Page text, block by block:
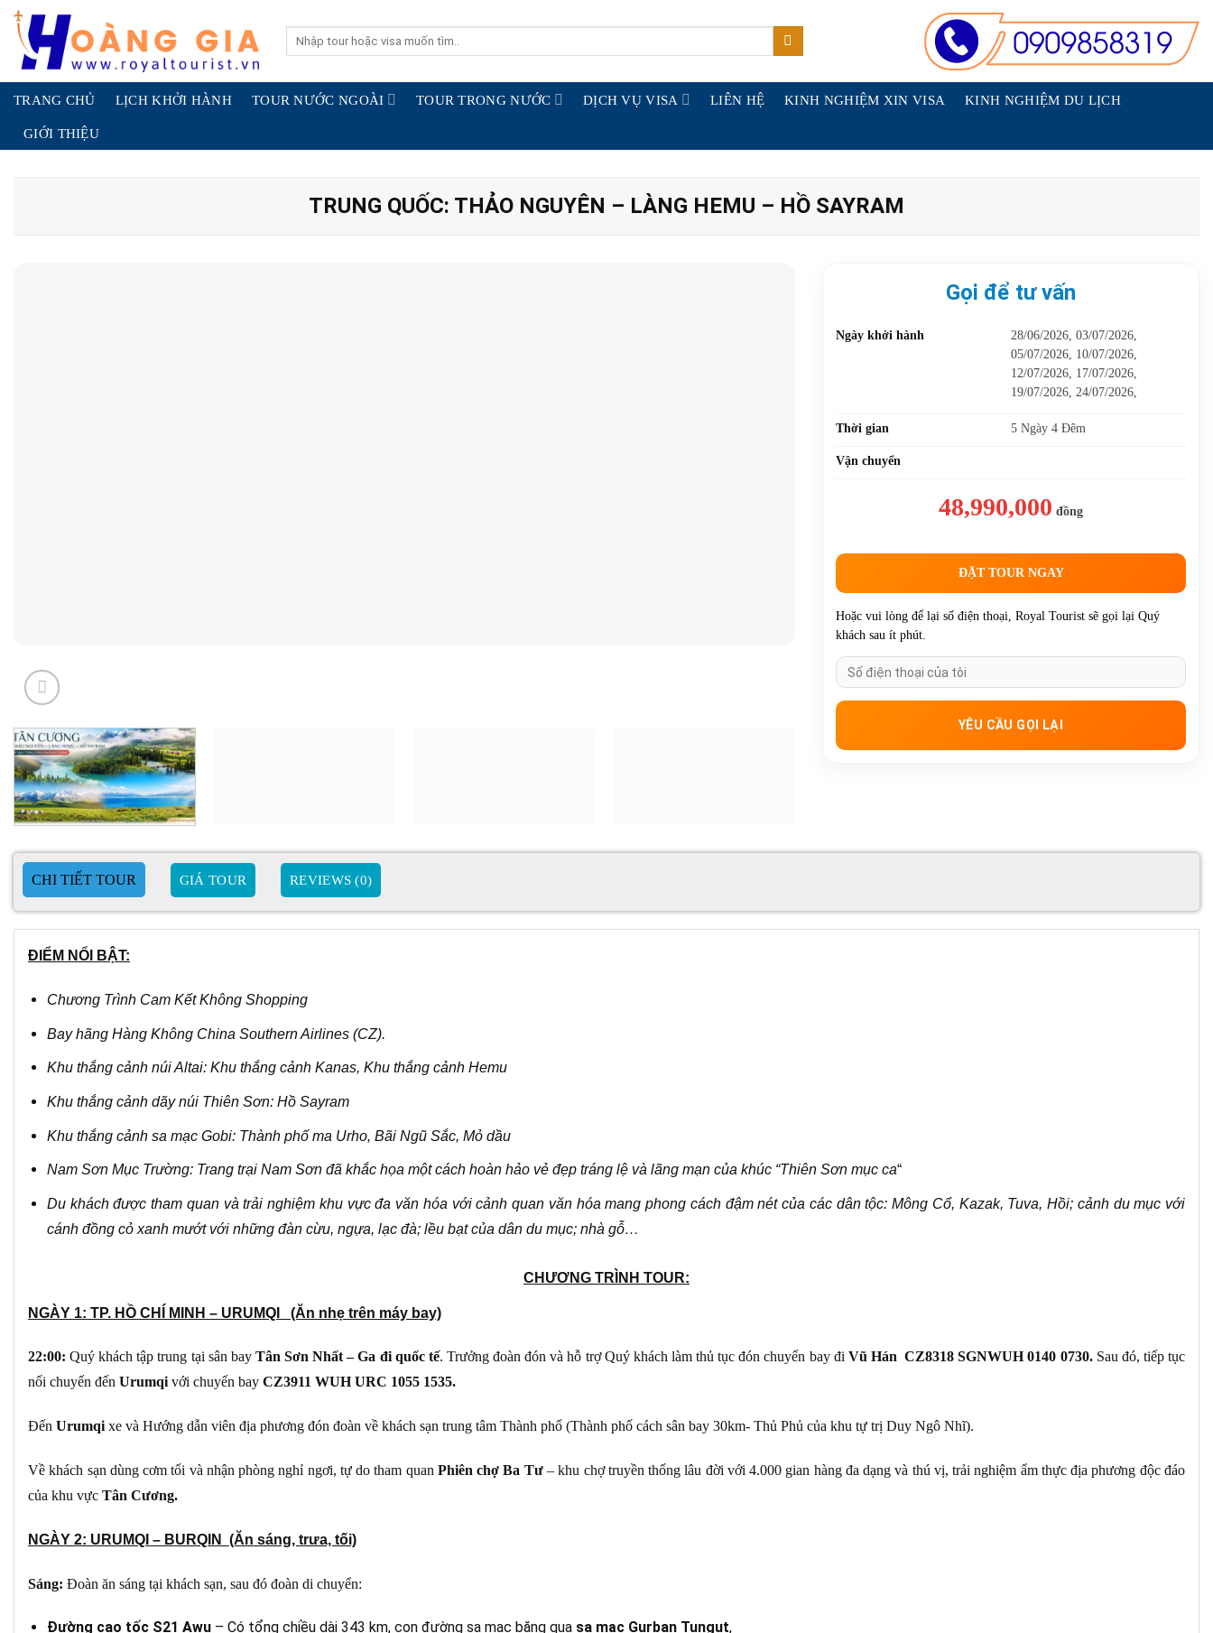
Skip
content
Search
TRANG CHỦ LỊCH KHỞI HÀNH TOUR NƯỚC NGOÀI TOUR TRONG NƯỚC DỊCH VỤ VISA LIÊN HỆ KINH NGHIỆM XIN VISA KINH NGHIỆM DU LỊCH
GIỚI THIỆU
TRUNG QUỐC: THẢO NGUYÊN – LÀNG HEMU – HỒ SAYRAM
Gọi để tư vấn
Ngày khởi hành
28/06/2026, 03/07/2026,
05/07/2026, 10/07/2026,
12/07/2026, 17/07/2026,
19/07/2026, 24/07/2026,
16/08/2026, 21/08/2026,
25/10/2026, 08/11/2026,
Thời gian 5 Ngày 4 Đêm
Vận chuyển
48,990,000 đồng
ĐẶT TOUR NGAY
Hoặc vui lòng để lại số điện thoại, Royal Tourist sẽ gọi lại Quý
khách sau ít phút.
GIÁ TOUR REVIEWS (0)
ĐIỂM NỔI BẬT:
Chương Trình Cam Kết Không Shopping
Bay hãng Hàng Không China Southern Airlines (CZ).
Khu thắng cảnh núi Altai: Khu thắng cảnh Kanas, Khu thắng cảnh Hemu
Khu thắng cảnh dãy núi Thiên Sơn: Hồ Sayram
Khu thắng cảnh sa mạc Gobi: Thành phố ma Urho, Bãi Ngũ Sắc, Mỏ dầu
Nam Sơn Mục Trường: Trang trại Nam Sơn đã khắc họa một cách hoàn hảo vẻ đẹp tráng lệ và lãng mạn của khúc “Thiên Sơn mục ca“
Du khách được tham quan và trải nghiệm khu vực đa văn hóa với cảnh quan văn hóa mang phong cách đậm nét của các dân tộc: Mông Cổ, Kazak, Tuva, Hồi; cảnh du mục với
cánh đồng cỏ xanh mướt với những đàn cừu, ngựa, lạc đà; lều bạt của dân du mục; nhà gỗ…
CHƯƠNG TRÌNH TOUR:
NGÀY 1: TP. HỒ CHÍ MINH – URUMQI (Ăn nhẹ trên máy bay)
22:00:Quý khách tập trung tại sân bay Tân Sơn Nhất – Ga đi quốc tế. Trưởng đoàn đón và hỗ trợ Quý khách làm thủ tục đón chuyến bay đi Vũ Hán CZ8318 SGNWUH 0140 0730. Sau đó, tiếp tục
nối chuyến đến Urumqivới chuyến bay CZ3911 WUH URC 1055 1535.
Đến Urumqi xe và Hướng dẫn viên địa phương đón đoàn về khách sạn trung tâm Thành phố (Thành phố cách sân bay 30km- Thủ Phủ của khu tự trị Duy Ngô Nhĩ).
Về khách sạn dùng cơm tối và nhận phòng nghỉ ngơi, tự do tham quan Phiên chợ Ba Tư– khu chợ truyền thống lâu đời với 4.000 gian hàng đa dạng và thú vị, trải nghiệm ẩm thực địa phương độc đáo
của khu vực Tân Cương.
NGÀY 2: URUMQI – BURQIN (Ăn sáng, trưa, tối)
Sáng: Đoàn ăn sáng tại khách sạn, sau đó đoàn di chuyển:
Đường cao tốc S21 Awu – Có tổng chiều dài 343 km, con đường sa mạc băng qua sa mạc Gurban Tungut,